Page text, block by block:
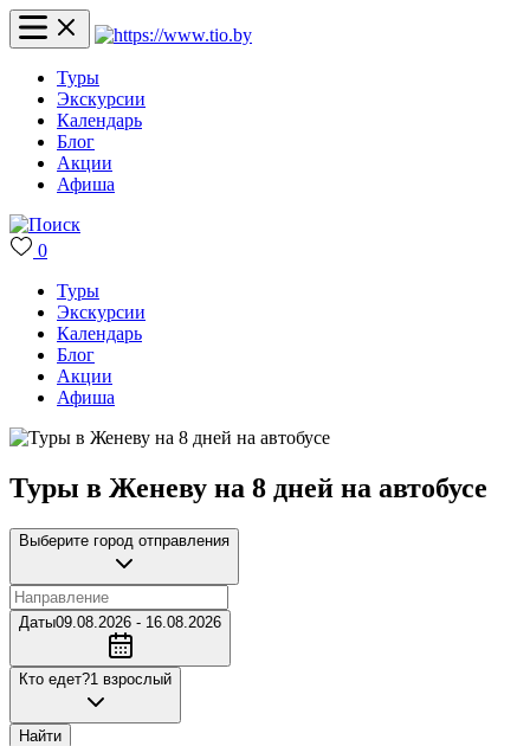
Туры
Экскурсии
Календарь
Блог
Акции
Афиша
0
Туры
Экскурсии
Календарь
Блог
Акции
Афиша
Туры в Женеву на 8 дней на автобусе
Выберите город отправления
Даты09.08.2026 - 16.08.2026
Кто едет?1 взрослый
Найти